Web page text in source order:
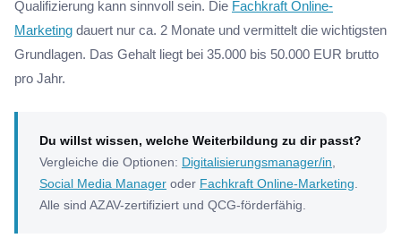
Qualifizierung kann sinnvoll sein. Die Fachkraft Online-
Marketing dauert nur ca. 2 Monate und vermittelt die wichtigsten
Grundlagen. Das Gehalt liegt bei 35.000 bis 50.000 EUR brutto
pro Jahr.
Du willst wissen, welche Weiterbildung zu dir passt?
Vergleiche die Optionen: Digitalisierungsmanager/in,
Social Media Manager oder Fachkraft Online-Marketing.
Alle sind AZAV-zertifiziert und QCG-förderfähig.